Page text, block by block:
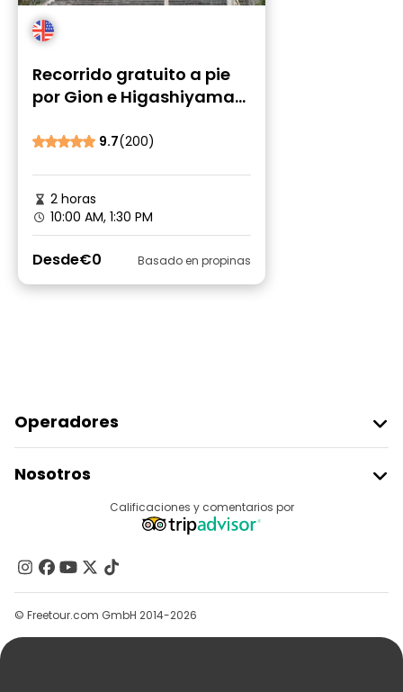
Recorrido gratuito a pie
por Gion e Higashiyama
9.7(200)
2 horas
10:00 AM, 1:30 PM
Desde€0 Basado en propinas
Operadores
Acceder Como Proveedor
Programa De Afiliados
Nosotros
Contacto
Grupos
Ayuda
Calificaciones y comentarios por
© Freetour.com GmbH 2014-2026